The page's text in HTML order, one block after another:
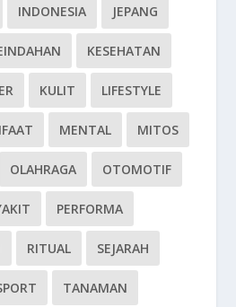
INDONESIA JEPANG
KESEHATAN
KULIT LIFESTYLE
MENTAL MITOS
OLAHRAGA OTOMOTIF
PERFORMA
RITUAL SEJARAH
TANAMAN